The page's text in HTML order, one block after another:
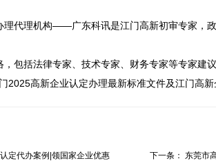
理代理机构——广东科讯是江门高新初审专家，
，包括法律专家、技术专家、财务专家等专家建
2025高新企业认定办理最新标准文件及江门高
定代办案例|领国家企业优惠 下一条： 东莞市